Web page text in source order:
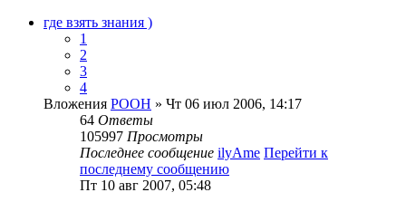
где взять знания )
1
2
3
4
Вложения POOH » Чт 06 июл 2006, 14:17
64 Ответы
105997 Просмотры
Последнее сообщение ilyAme Перейти к
последнему сообщению
Пт 10 авг 2007, 05:48